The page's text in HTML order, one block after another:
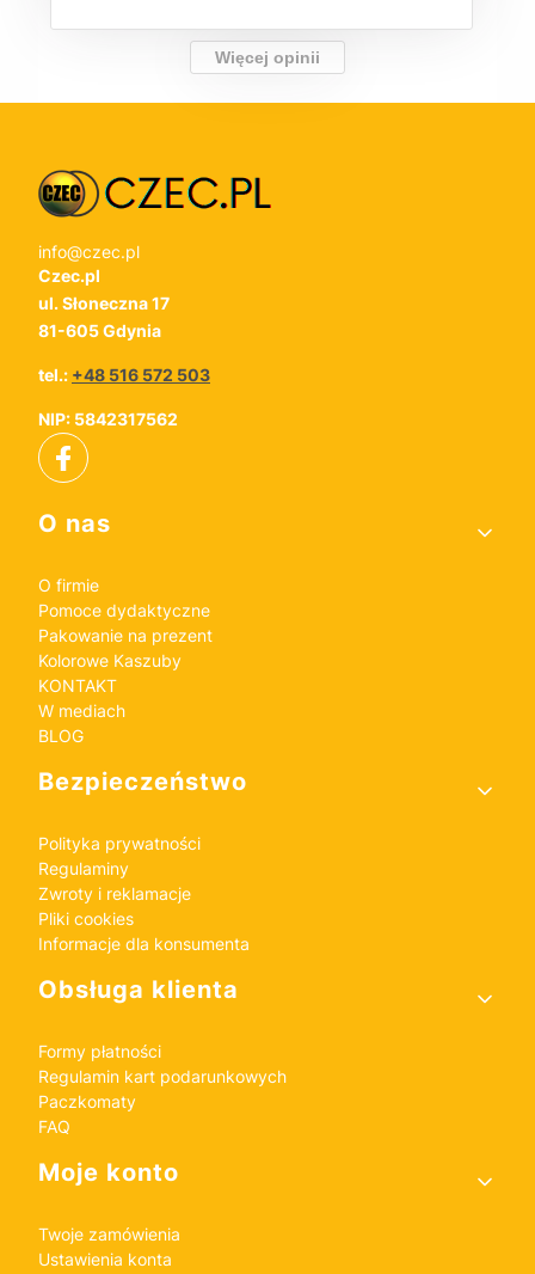
Więcej opinii
info@czec.pl
Czec.pl
ul. Słoneczna 17
81-605 Gdynia
tel.: +48 516 572 503
NIP: 5842317562
Linki w stopce
O nas
O firmie
Pomoce dydaktyczne
Pakowanie na prezent
Kolorowe Kaszuby
KONTAKT
W mediach
BLOG
Bezpieczeństwo
Polityka prywatności
Regulaminy
Zwroty i reklamacje
Pliki cookies
Informacje dla konsumenta
Obsługa klienta
Formy płatności
Regulamin kart podarunkowych
Paczkomaty
FAQ
Moje konto
Twoje zamówienia
Ustawienia konta